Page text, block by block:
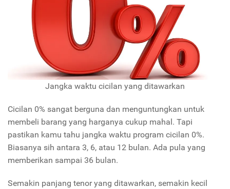
Jangka waktu cicilan yang ditawarkan
Cicilan 0% sangat berguna dan menguntungkan untuk
membeli barang yang harganya cukup mahal. Tapi
pastikan kamu tahu jangka waktu program cicilan 0%.
Biasanya sih antara 3, 6, atau 12 bulan. Ada pula yang
memberikan sampai 36 bulan.
Semakin panjang tenor yang ditawarkan, semakin kecil